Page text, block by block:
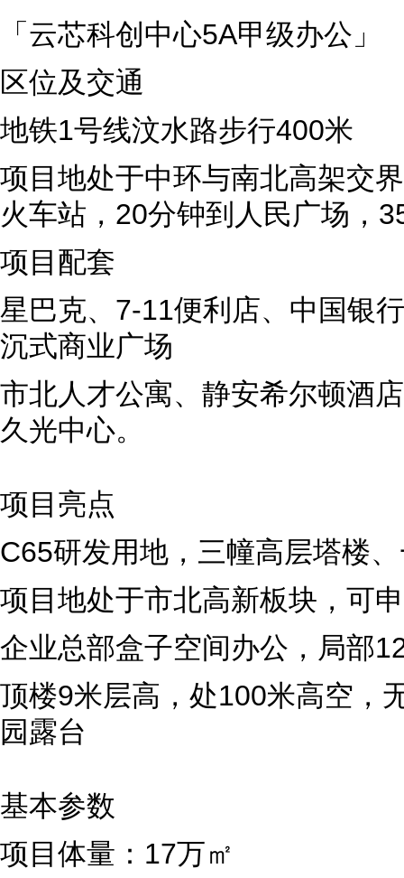
「云芯科创中心5A甲级办公」
区位及交通
地铁1号线汶水路步行400米
项目地处于中环与南北高架交
火车站，20分钟到人民广场，
项目配套
星巴克、7-11便利店、中国银
沉式商业广场
市北人才公寓、静安希尔顿酒
久光中心。
项目亮点
C65研发用地，三幢高层塔楼
项目地处于市北高新板块，可
企业总部盒子空间办公，局部
顶楼9米层高，处100米高空，
园露台
基本参数
项目体量：17万㎡